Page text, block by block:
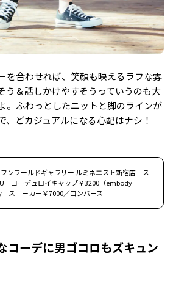
を合わせれば、笑顔も映えるラフな雰
う＆話しかけやすそうっていうのも大
。ふわっとしたニットと脚のラインが
、どカジュアルになる心配はナシ！
ンワールドギャラリー ルミネエスト新宿店 ス
コーデュロイキャップ￥3200（embody
ニーカー￥7000／コンバース
コーデに男ゴコロもズキュン